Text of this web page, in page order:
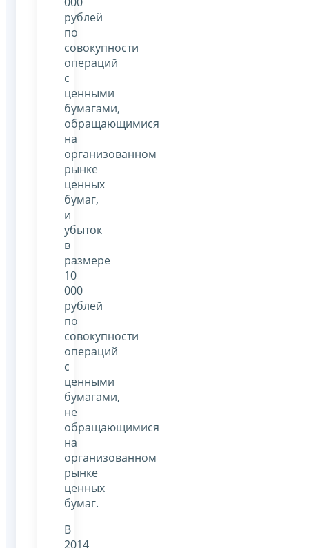
рублей
по
совокупности
операций
с
ценными
бумагами,
обращающимися
на
организованном
рынке
ценных
бумаг,
и
убыток
в
размере
10
000
рублей
по
совокупности
операций
с
ценными
бумагами,
не
обращающимися
на
организованном
рынке
ценных
бумаг.
В
2014